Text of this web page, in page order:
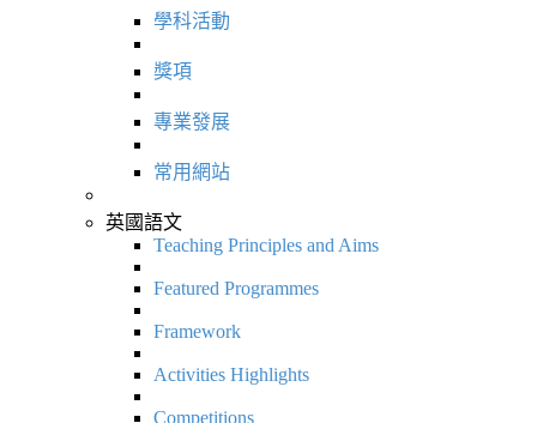
學科活動
獎項
專業發展
常用網站
英國語文
Teaching Principles and Aims
Featured Programmes
Framework
Activities Highlights
Competitions